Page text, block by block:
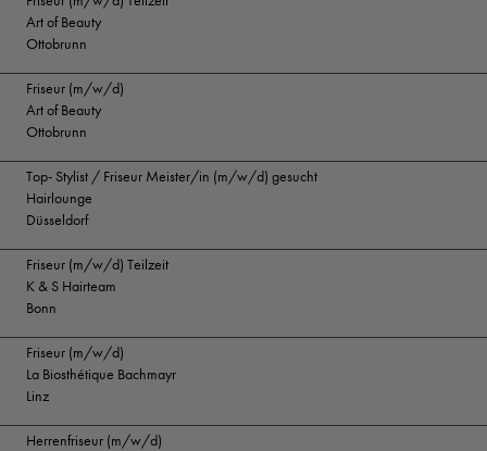
Art of Beauty
Ottobrunn
Friseur (m/w/d)
Art of Beauty
Ottobrunn
Top- Stylist / Friseur Meister/in (m/w/d) gesucht
Hairlounge
Düsseldorf
Friseur (m/w/d) Teilzeit
K & S Hairteam
Bonn
Friseur (m/w/d)
La Biosthétique Bachmayr
Linz
Herrenfriseur (m/w/d)